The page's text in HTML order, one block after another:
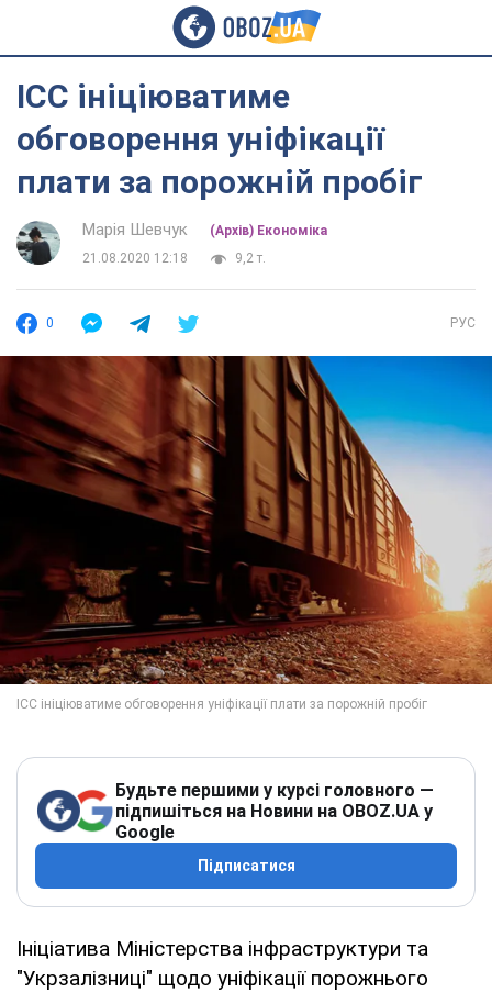
ІCC ініціюватиме
обговорення уніфікації
плати за порожній пробіг
Марія Шевчук
(Архів) Економіка
21.08.2020 12:18
9,2 т.
0 РУС
Будьте першими у курсі головного —
підпишіться на Новини на OBOZ.UA у
Google
Підписатися
Ініціатива Міністерства інфраструктури та
"Укрзалізниці" щодо уніфікації порожнього